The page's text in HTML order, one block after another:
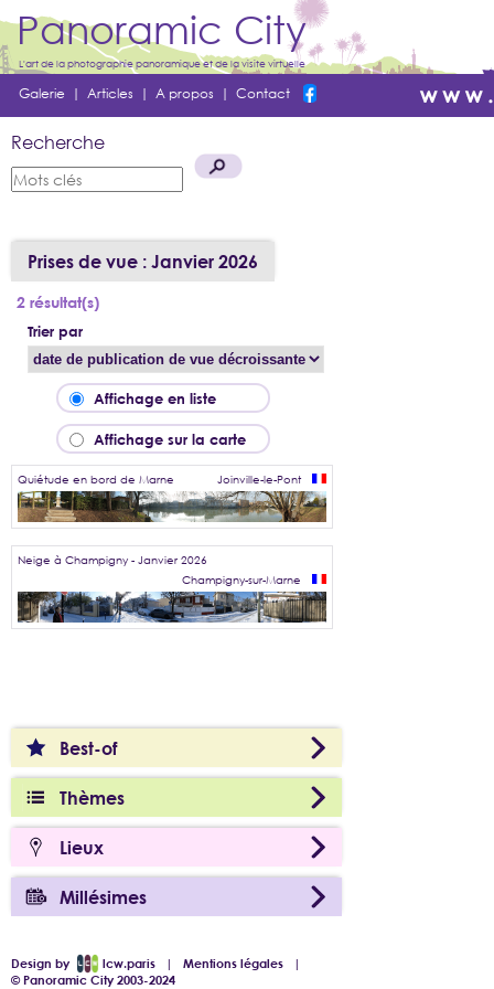
Panoramic City
L'art de la photographie panoramique et de la visite virtuelle
Galerie | Articles | A propos | Contact
Recherche
Best-of
Thèmes
Lieux
Millésimes
Prises de vue : Janvier 2026
2 résultat(s)
Trier par
Affichage en liste
Affichage sur la carte
Quiétude en bord de Marne Joinville-le-Pont
Neige à Champigny - Janvier 2026
Champigny-sur-Marne
Design by lcw.paris |Mentions légales |
© Panoramic City 2003-2024